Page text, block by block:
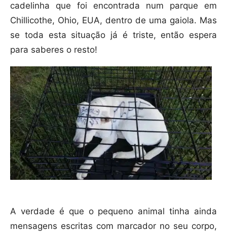
cadelinha que foi encontrada num parque em
Chillicothe, Ohio, EUA, dentro de uma gaiola. Mas
se toda esta situação já é triste, então espera
para saberes o resto!
A verdade é que o pequeno animal tinha ainda
mensagens escritas com marcador no seu corpo,